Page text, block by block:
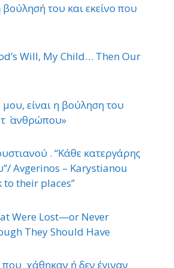
του και εκείνο που
Will, My Child… Then Our
είναι η βούληση του
΄ ανθρώπου»
. “Κάθε κατεργάρης
Avgerinos – Karystianou
to their places”
Were Lost—or Never
They Should Have
χάθηκαν ή δεν έγιναν